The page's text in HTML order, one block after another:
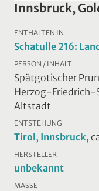
Innsbruck,
ENTHALTEN IN
Schatulle 216:
PERSON / INHALT
Spätgotischer
Herzog-Friedrich-
Altstadt
ENTSTEHUNG
Tirol, Innsbruck,
HERSTELLER
unbekannt
MASSE